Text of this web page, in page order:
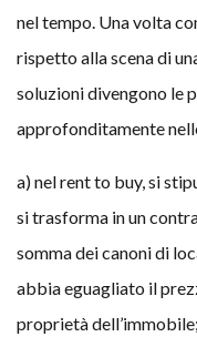
nel tempo. Una volta
rispetto alla scena di
soluzioni divengono le
approfonditamente
a) nel rent to buy, si
si trasforma in un
somma dei canoni di
abbia eguagliato il
proprietà dell’immobile;